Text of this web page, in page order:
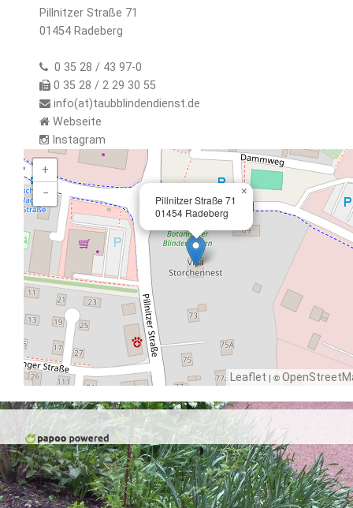
Pillnitzer Straße 71
01454 Radeberg
0 35 28 / 43 97-0
0 35 28 / 2 29 30 55
info(at)taubblindendienst.de
Webseite
Instagram
Pillnitzer Straße 71
01454 Radeberg
×
+
−
Leaflet | ©